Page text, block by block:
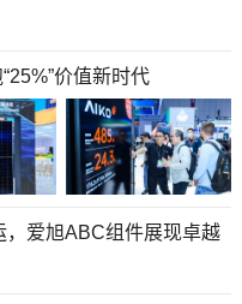
价值新时代
，爱旭ABC组件展现卓越